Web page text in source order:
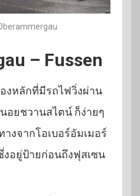
– Fussen
งหลักที่มีรถไฟวิ่งผ่าน
อยชวานสไตน์ ก็ง่ายๆ
งจากโอเบอร์อัมเมอร์
งอยู่ป้ายก่อนถึงฟุสเซน